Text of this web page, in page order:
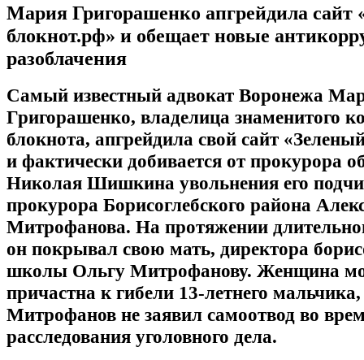
Мария Григорашенко апгрейдила сайт
блокнот.рф» и обещает новые
разоблачения
Самый известный адвокат Воронежа
Григорашенко, владелица знаменитого
блокнота, апгрейдила свой сайт
и фактически добивается от прокурора
Николая Шишкина увольнения его
прокурора Борисоглебского района
Митрофанова. На протяжении
он покрывал свою мать, директора
школы Ольгу Митрофанову. Женщина
причастна к гибели 13-летнего
Митрофанов не заявил самоотвод во
расследования уголовного дела.